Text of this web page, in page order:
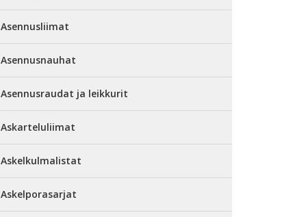
Asennusliimat
Asennusnauhat
Asennusraudat ja leikkurit
Askarteluliimat
Askelkulmalistat
Askelporasarjat